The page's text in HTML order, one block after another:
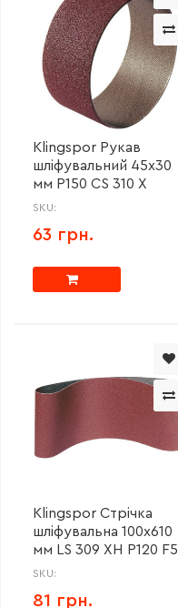
Klingspor Рукав
шліфувальний 45х30
мм P150 CS 310 X
SKU:
63 грн.
Klingspor Стрічка
шліфувальна 100x610
мм LS 309 XH P120 F5
SKU:
81 грн.